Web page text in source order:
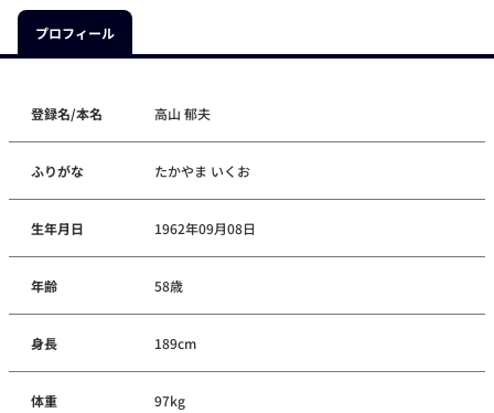
プロフィール
登録名/本名 高山 郁夫
ふりがな たかやま いくお
生年月日 1962年09月08日
年齢 58歳
身長 189cm
体重 97kg